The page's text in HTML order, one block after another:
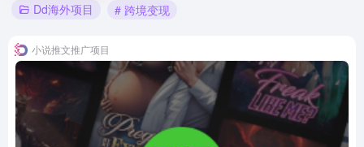
Dd海外项目 # 跨境变现
小说推文推广项目